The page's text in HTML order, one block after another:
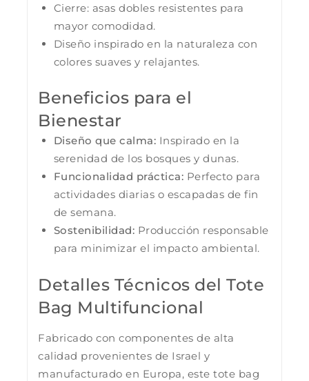
Cierre: asas dobles resistentes para
mayor comodidad.
Diseño inspirado en la naturaleza con
colores suaves y relajantes.
Beneficios para el
Bienestar
Diseño que calma: Inspirado en la
serenidad de los bosques y dunas.
Funcionalidad práctica: Perfecto para
actividades diarias o escapadas de fin
de semana.
Sostenibilidad: Producción responsable
para minimizar el impacto ambiental.
Detalles Técnicos del Tote
Bag Multifuncional
Fabricado con componentes de alta
calidad provenientes de Israel y
manufacturado en Europa, este tote bag